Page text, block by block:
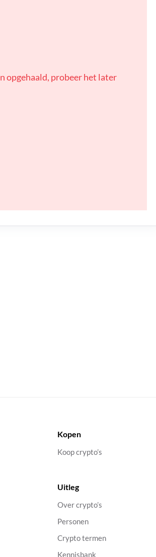
opgehaald, probeer het later
Kopen
Koop crypto’s
Uitleg
Over crypto’s
Personen
Crypto termen
Kennisbank